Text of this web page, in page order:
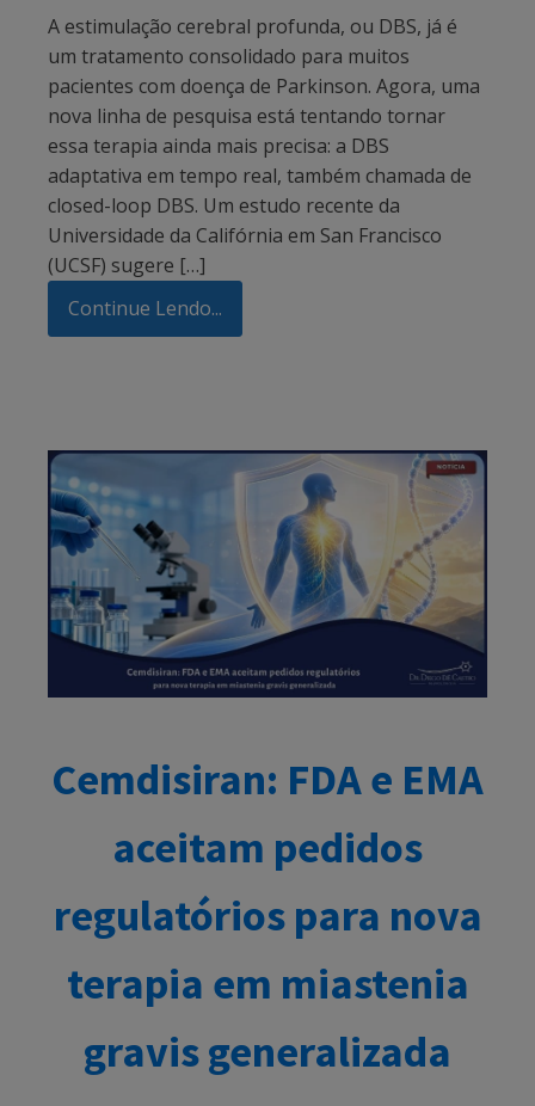
A estimulação cerebral profunda, ou DBS, já é
um tratamento consolidado para muitos
pacientes com doença de Parkinson. Agora, uma
nova linha de pesquisa está tentando tornar
essa terapia ainda mais precisa: a DBS
adaptativa em tempo real, também chamada de
closed-loop DBS. Um estudo recente da
Universidade da Califórnia em San Francisco
(UCSF) sugere […]
Continue Lendo...
Cemdisiran: FDA e EMA
aceitam pedidos
regulatórios para nova
terapia em miastenia
gravis generalizada